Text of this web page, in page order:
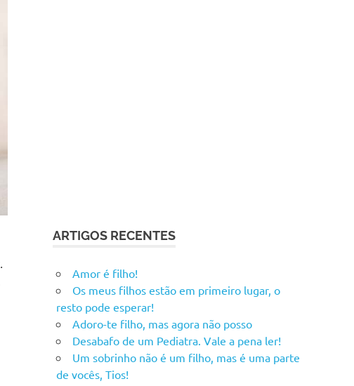
ARTIGOS RECENTES
Amor é filho!
Os meus filhos estão em primeiro lugar, o
resto pode esperar!
Adoro-te filho, mas agora não posso
Desabafo de um Pediatra. Vale a pena ler!
Um sobrinho não é um filho, mas é uma parte
de vocês, Tios!